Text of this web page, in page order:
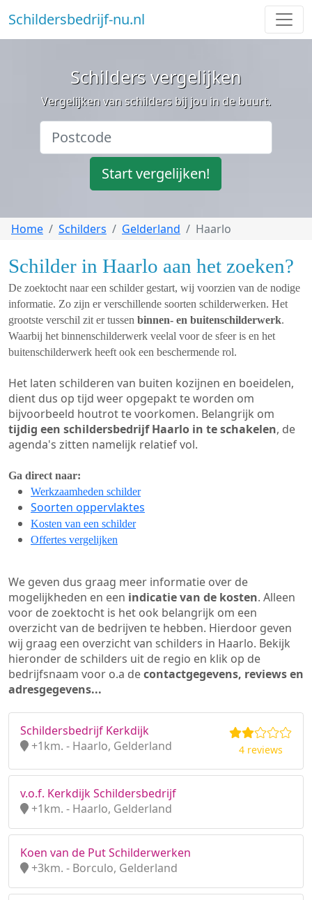
Schildersbedrijf-nu.nl
Schilders vergelijken
Vergelijken van schilders bij jou in de buurt.
Start vergelijken!
Home Schilders Gelderland Haarlo
Schilder in Haarlo aan het zoeken?
De zoektocht naar een schilder gestart, wij voorzien van de nodige
informatie. Zo zijn er verschillende soorten schilderwerken. Het
grootste verschil zit er tussen binnen- en buitenschilderwerk.
Waarbij het binnenschilderwerk veelal voor de sfeer is en het
buitenschilderwerk heeft ook een beschermende rol.
Het laten schilderen van buiten kozijnen en boeidelen,
dient dus op tijd weer opgepakt te worden om
bijvoorbeeld houtrot te voorkomen. Belangrijk om
tijdig een schildersbedrijf Haarlo in te schakelen, de
agenda's zitten namelijk relatief vol.
Ga direct naar:
Werkzaamheden schilder
Soorten oppervlaktes
Kosten van een schilder
Offertes vergelijken
We geven dus graag meer informatie over de
mogelijkheden en een indicatie van de kosten. Alleen
voor de zoektocht is het ook belangrijk om een
overzicht van de bedrijven te hebben. Hierdoor geven
wij graag een overzicht van schilders in Haarlo. Bekijk
hieronder de schilders uit de regio en klik op de
bedrijfsnaam voor o.a decontactgegevens, reviews en
adresgegevens...
Schildersbedrijf Kerkdijk
+1km. - Haarlo, Gelderland
4 reviews
v.o.f. Kerkdijk Schildersbedrijf
+1km. - Haarlo, Gelderland
Koen van de Put Schilderwerken
+3km. - Borculo, Gelderland